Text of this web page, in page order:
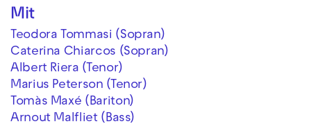
Mit
Teodora Tommasi (Sopran)
Caterina Chiarcos (Sopran)
Albert Riera (Tenor)
Marius Peterson (Tenor)
Tomàs Maxé (Bariton)
Arnout Malfliet (Bass)